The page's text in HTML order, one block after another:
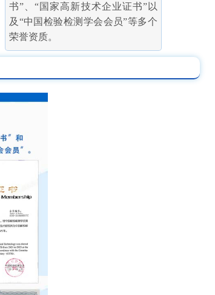
书”、“国家高新技术企业证书”以
及“中国检验检测学会会员”等多个
荣誉资质。